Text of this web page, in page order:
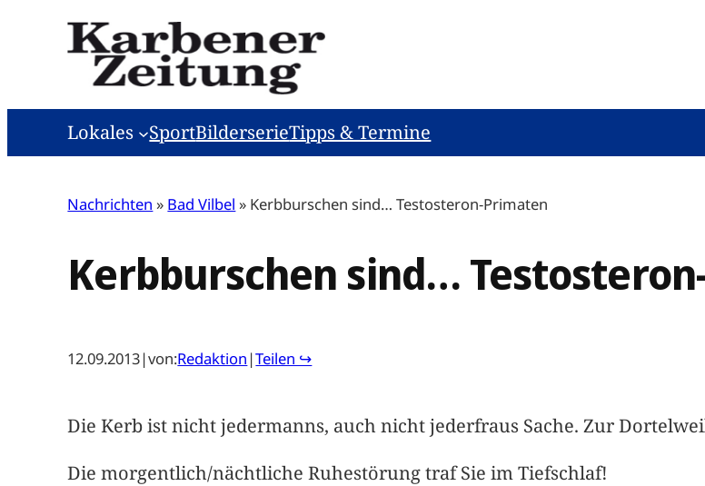
Lokales SportBilderserieTipps & Termine
Nachrichten » Bad Vilbel » Kerbburschen sind… Testosteron-Primaten
Kerbburschen sind…
12.09.2013|von:Redaktion |Teilen ↪
Die Kerb ist nicht jedermanns, auch nicht jederfraus Sache. Zur
Die morgentlich/nächtliche Ruhestörung traf Sie im Tiefschlaf!